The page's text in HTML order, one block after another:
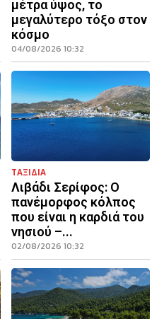
μέτρα ύψος, το
μεγαλύτερο τόξο στον
κόσμο
04/08/2026 10:32
ΤΑΞΙΔΙΑ
Λιβάδι Σερίφος: Ο
πανέμορφος κόλπος
που είναι η καρδιά του
νησιού –...
02/08/2026 10:32